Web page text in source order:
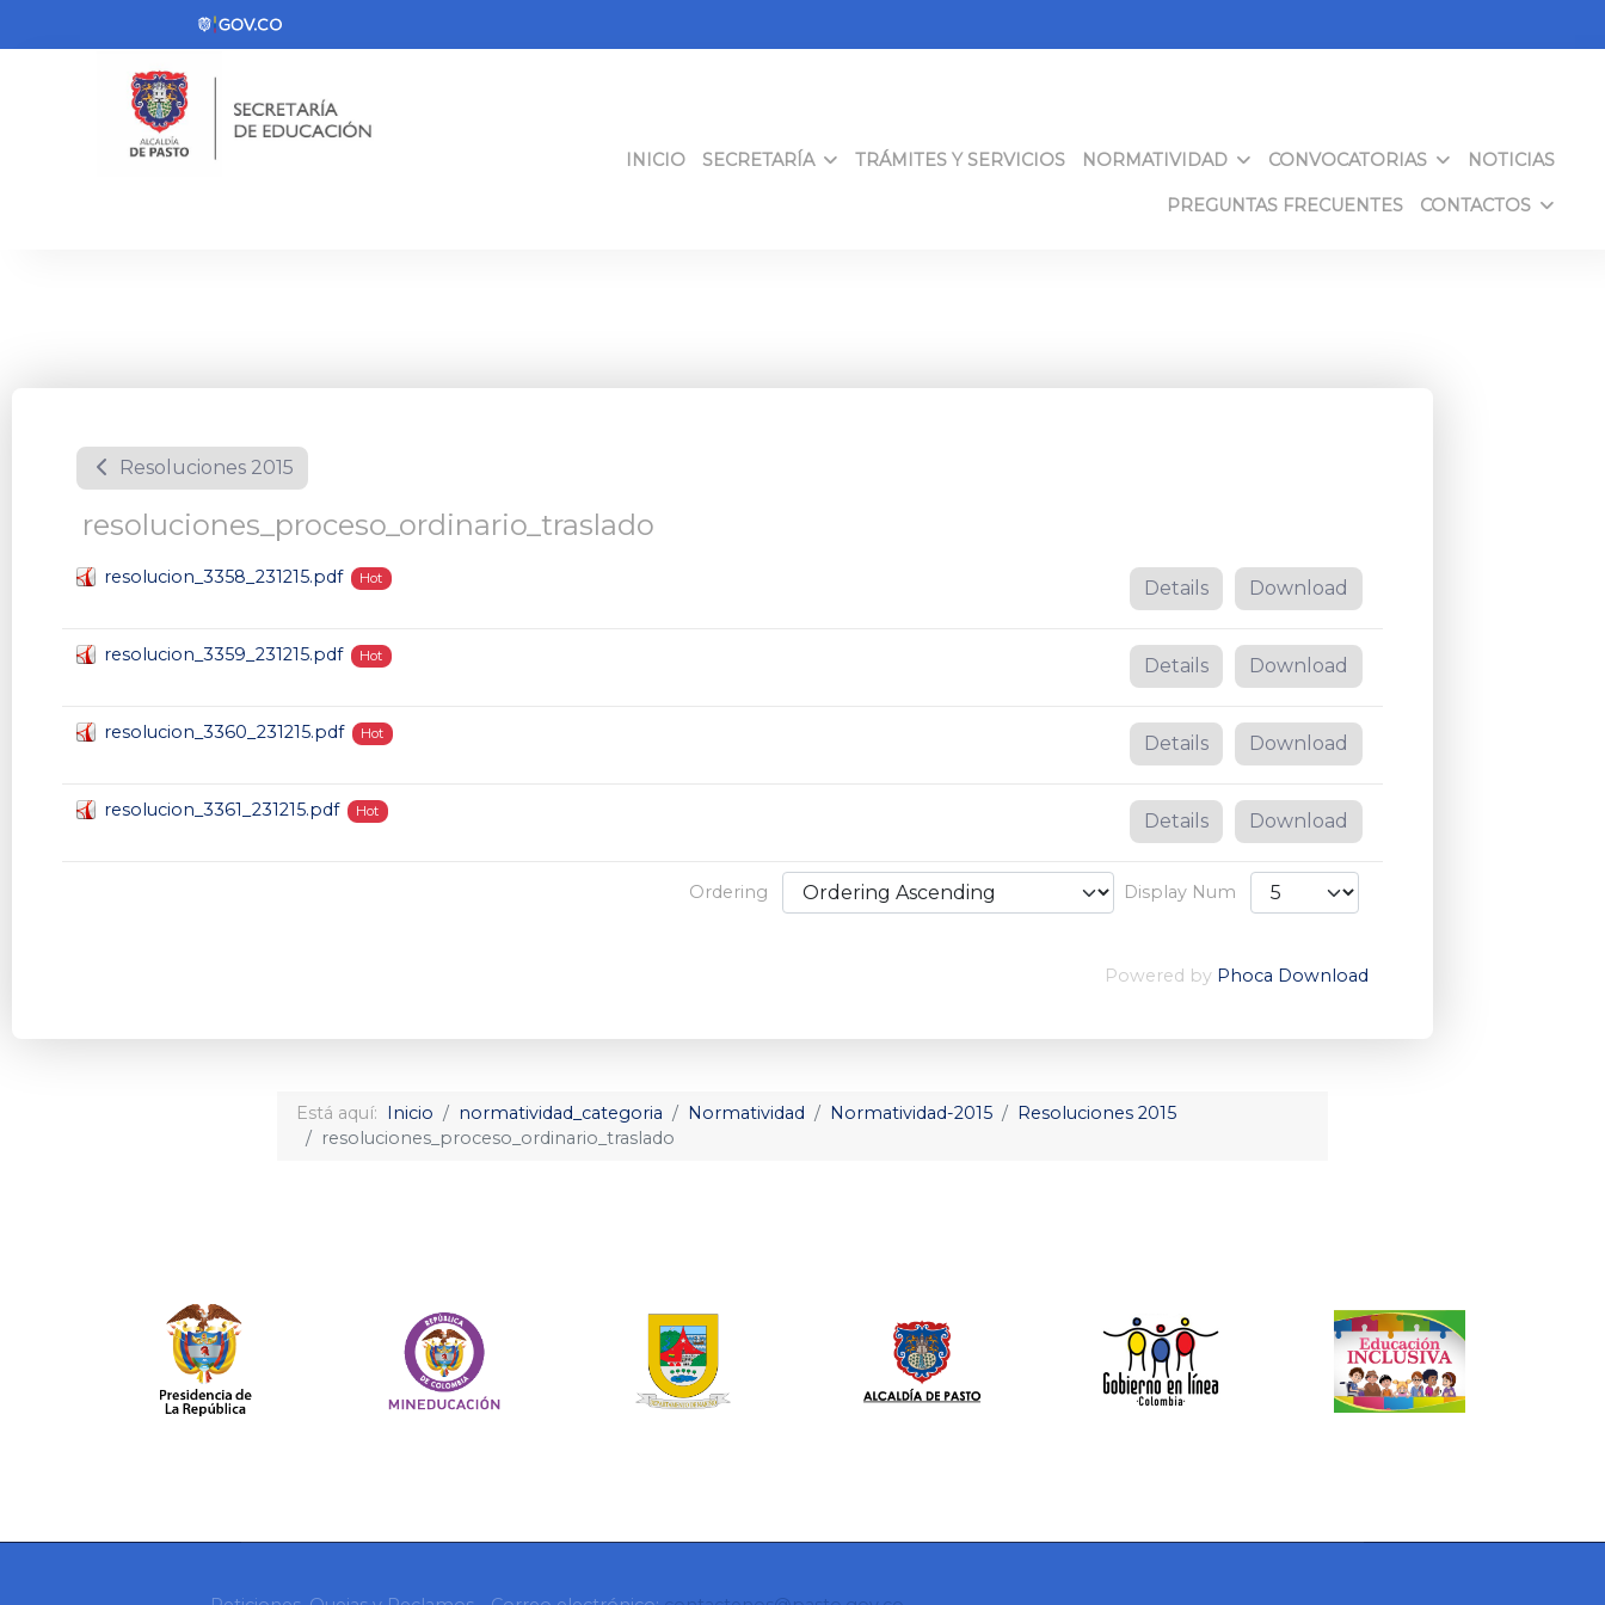
INICIO SECRETARÍA TRÁMITES Y SERVICIOS NORMATIVIDAD CONVOCATORIAS NOTICIAS
PREGUNTAS FRECUENTES CONTACTOS
Resoluciones 2015
resoluciones_proceso_ordinario_traslado
resolucion_3358_231215.pdf Hot Download
Details
resolucion_3359_231215.pdf Hot Download
Details
resolucion_3360_231215.pdf Hot Download
Details
resolucion_3361_231215.pdf Hot Download
Details
Ordering Display Num
Powered by Phoca Download
Está aquí: Inicio normatividad_categoria Normatividad Normatividad-2015
Resoluciones 2015
resoluciones_proceso_ordinario_traslado